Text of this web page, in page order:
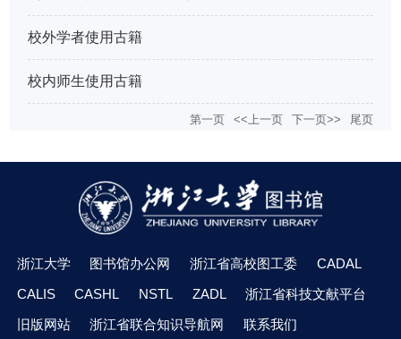
校外学者使用古籍
校内师生使用古籍
第一页 <<上一页 下一页>> 尾页
浙江大学 图书馆办公网 浙江省高校图工委
CADAL
CALIS
CASHL NSTL ZADL
浙江省科技文献平台
旧版网站
浙江省联合知识导航网 联系我们